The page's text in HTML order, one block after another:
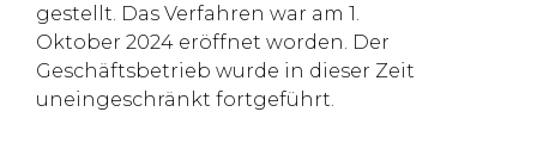
gestellt. Das Verfahren war am 1.
Oktober 2024 eröffnet worden. Der
Geschäftsbetrieb wurde in dieser Zeit
uneingeschränkt fortgeführt.